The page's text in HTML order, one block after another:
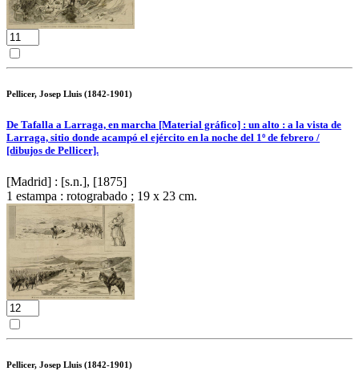
Pellicer, Josep Lluis (1842-1901)
De Tafalla a Larraga, en marcha [Material gráfico] : un alto : a la vista de
Larraga, sitio donde acampó el ejército en la noche del 1º de febrero /
[dibujos de Pellicer].
[Madrid] : [s.n.], [1875]
1 estampa : rotograbado ; 19 x 23 cm.
Pellicer, Josep Lluis (1842-1901)